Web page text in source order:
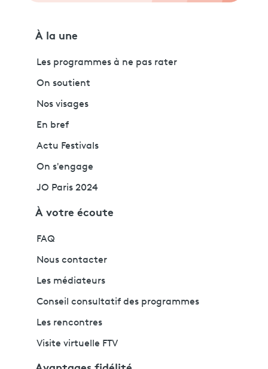
À la une
Les programmes à ne pas rater
On soutient
Nos visages
En bref
Actu Festivals
On s'engage
JO Paris 2024
À votre écoute
FAQ
Nous contacter
Les médiateurs
Conseil consultatif des programmes
Les rencontres
Visite virtuelle FTV